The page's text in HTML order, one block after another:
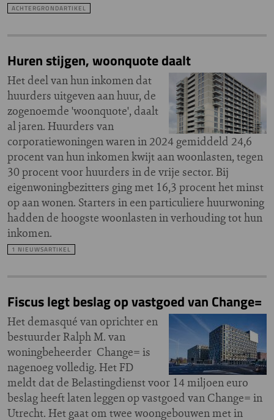
ACHTERGRONDARTIKEL
Huren stijgen, woonquote daalt
Het deel van hun inkomen dat
huurders uitgeven aan huur, de
zogenoemde 'woonquote', daalt
al jaren. Huurders van
corporatiewoningen waren in 2024 gemiddeld 24,6
procent van hun inkomen kwijt aan woonlasten, tegen
30 procent voor huurders in de vrije sector. Bij
eigenwoningbezitters ging met 16,3 procent het minst
op aan wonen. Starters in een particuliere huurwoning
hadden de hoogste woonlasten in verhouding tot hun
inkomen.
1 NIEUWSARTIKEL
Fiscus legt beslag op vastgoed van Change=
Het demasqué van oprichter en
bestuurder Ralph M. van
woningbeheerder Change= is
nagenoeg volledig. Het FD
meldt dat de Belastingdienst voor 14 miljoen euro
beslag heeft laten leggen op vastgoed van Change= in
Utrecht. Het gaat om twee woongebouwen met in